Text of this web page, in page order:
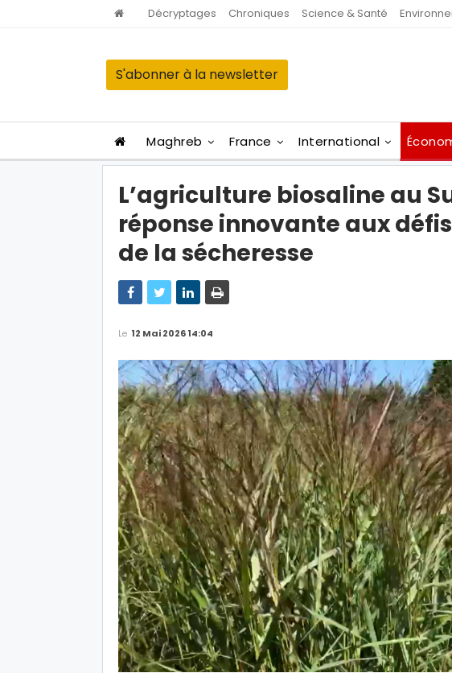
Décryptages Chroniques Science & Santé
S'abonner à la newsletter
Maghreb France International
L’agriculture biosaline au
réponse innovante aux
de la sécheresse
Le 12 Mai 2026 14:04